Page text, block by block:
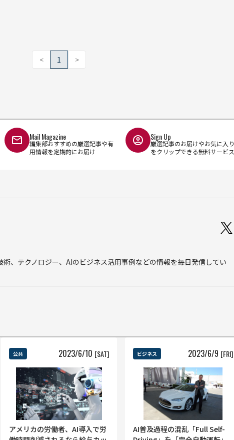
< 1 >
Mail Magazine
編集部おすすめの厳選記事や有
用情報を定期的にお届け
Sign Up
厳選記事のお届けやお気に入り
をクリップできる無料サービス
、テクノロジー、AIのビジネス活用事例などの情報を毎日発信してい
公共 2023/6/10 [SAT]
アメリカの労働者、AI導入で労
ビジネス 2023/6/9 [FRI]
AI普及過程の混乱「Full Self-